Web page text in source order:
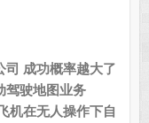
司 成功概率越大了
驾驶地图业务
机在无人操作下自